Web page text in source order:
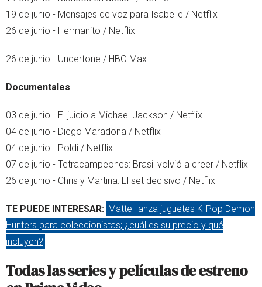
19 de junio - Mensajes de voz para Isabelle / Netflix
26 de junio - Hermanito / Netflix
26 de junio - Undertone / HBO Max
Documentales
03 de junio - El juicio a Michael Jackson / Netflix
04 de junio - Diego Maradona / Netflix
04 de junio - Poldi / Netflix
07 de junio - Tetracampeones: Brasil volvió a creer / Netflix
26 de junio - Chris y Martina: El set decisivo / Netflix
TE PUEDE INTERESAR: Mattel lanza juguetes K-Pop Demon
Hunters para coleccionistas; ¿cuál es su precio y qué
incluyen?
Todas las series y películas de estreno